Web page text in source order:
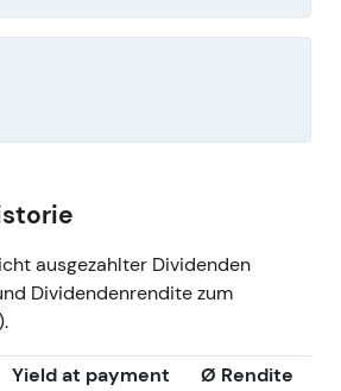
ausgezahlter Dividenden
Dividendenrendite zum
Yield at payment
Ø Rendite